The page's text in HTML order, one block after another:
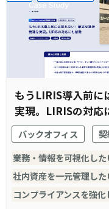
もうLIRIS導入前に
実現。LIRISの対応
バックオフィス
業務・情報を可視化した
社内資産を一元管理した
コンプライアンスを強化